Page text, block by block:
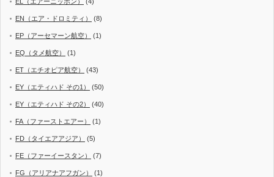
EN（エア・ドロミティ） (8)
EP（アーセマーン航空） (1)
EQ（タメ航空） (1)
ET（エチオピア航空） (43)
EY（エティハド その1） (50)
EY（エティハド その2） (40)
FA（ファーストエアー） (1)
FD（タイエアアジア） (5)
FE（ファーイースタン） (7)
FG（アリアナアフガン） (1)